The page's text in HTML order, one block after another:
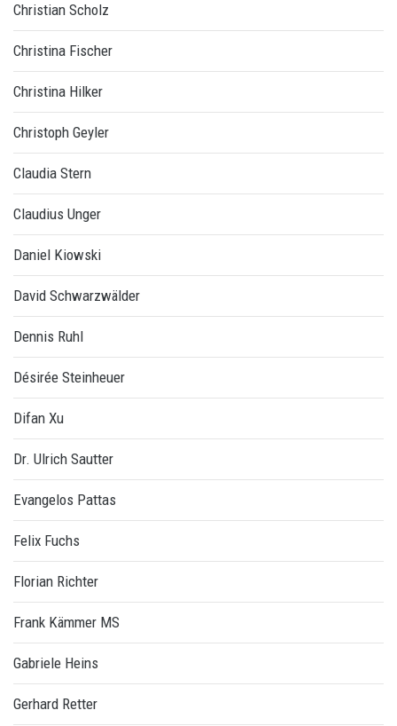
Christian Scholz
Christina Fischer
Christina Hilker
Christoph Geyler
Claudia Stern
Claudius Unger
Daniel Kiowski
David Schwarzwälder
Dennis Ruhl
Désirée Steinheuer
Difan Xu
Dr. Ulrich Sautter
Evangelos Pattas
Felix Fuchs
Florian Richter
Frank Kämmer MS
Gabriele Heins
Gerhard Retter